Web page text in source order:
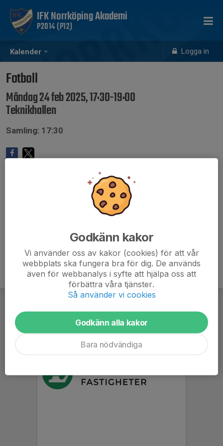
Kalender Logga in
IFK Norrköping Akademi
P2014 (P12)
Fotboll
Måndag 24 feb 2025, 17:30-19:00
Teknikhallen
Samling: 17:30
Godkänn kakor
Vi använder oss av kakor (cookies) för att vår
webbplats ska fungera bra för dig. De används
även för webbanalys i syfte att hjälpa oss att
förbättra våra tjänster.
Så använder vi cookies
Godkänn alla kakor
Bara nödvändiga